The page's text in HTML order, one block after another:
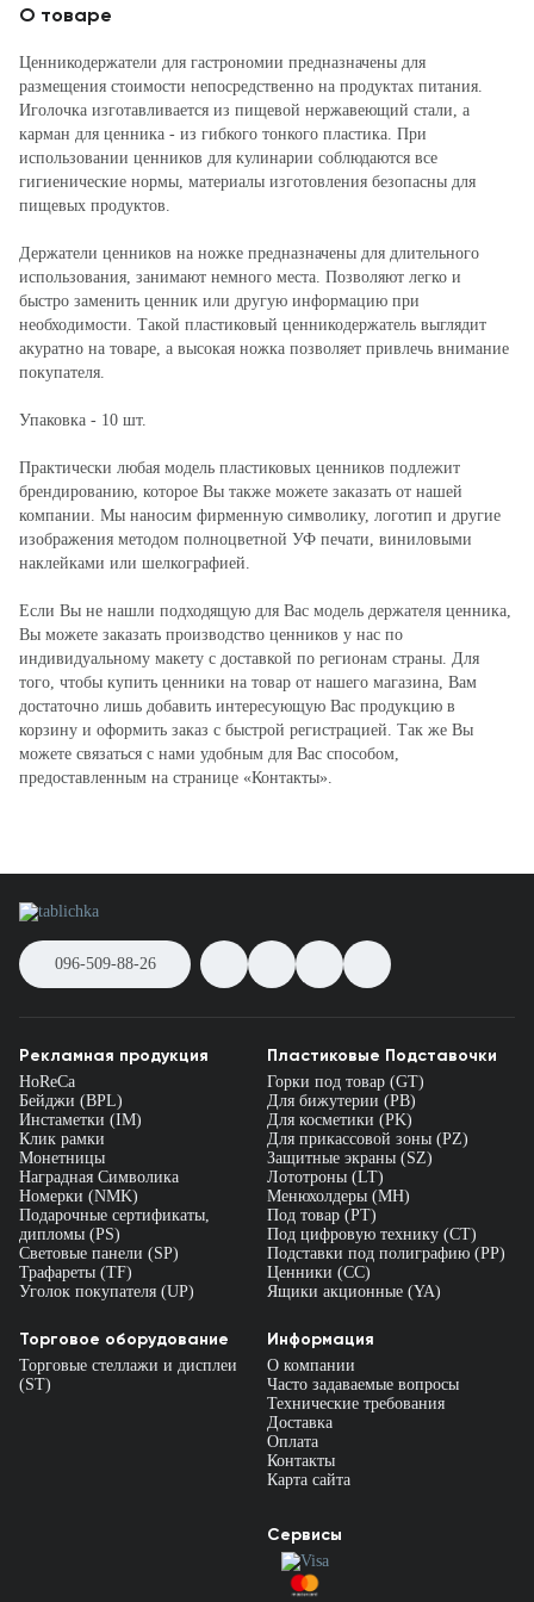
О товаре
Ценникодержатели для гастрономии предназначены для
размещения стоимости непосредственно на продуктах питания.
Иголочка изготавливается из пищевой нержавеющий стали, а
карман для ценника - из гибкого тонкого пластика. При
использовании ценников для кулинарии соблюдаются все
гигиенические нормы, материалы изготовления безопасны для
пищевых продуктов.
Держатели ценников на ножке предназначены для длительного
использования, занимают немного места. Позволяют легко и
быстро заменить ценник или другую информацию при
необходимости. Такой пластиковый ценникодержатель выглядит
акуратно на товаре, а высокая ножка позволяет привлечь внимание
покупателя.
Упаковка - 10 шт.
Практически любая модель пластиковых ценников подлежит
брендированию, которое Вы также можете заказать от нашей
компании. Мы наносим фирменную символику, логотип и другие
изображения методом полноцветной УФ печати, виниловыми
наклейками или шелкографией.
Если Вы не нашли подходящую для Вас модель держателя ценника,
Вы можете заказать производство ценников у нас по
индивидуальному макету с доставкой по регионам страны. Для
того, чтобы купить ценники на товар от нашего магазина, Вам
достаточно лишь добавить интересующую Вас продукцию в
корзину и оформить заказ с быстрой регистрацией. Так же Вы
можете связаться с нами удобным для Вас способом,
предоставленным на странице «Контакты».
096-509-88-26
Рекламная продукция
HoReCa
Бейджи (BPL)
Инстаметки (IM)
Клик рамки
Монетницы
Наградная Символика
Номерки (NMK)
Подарочные сертификаты,
дипломы (PS)
Световые панели (SP)
Трафареты (TF)
Уголок покупателя (UP)
Пластиковые Подставочки
Горки под товар (GT)
Для бижутерии (PB)
Для косметики (PK)
Для прикассовой зоны (PZ)
Защитные экраны (SZ)
Лототроны (LT)
Менюхолдеры (MH)
Под товар (PT)
Под цифровую технику (CT)
Подставки под полиграфию (PP)
Ценники (СС)
Ящики акционные (YA)
Торговое оборудование
Торговые стеллажи и дисплеи
(ST)
Информация
О компании
Часто задаваемые вопросы
Технические требования
Доставка
Оплата
Контакты
Карта сайта
Сервисы